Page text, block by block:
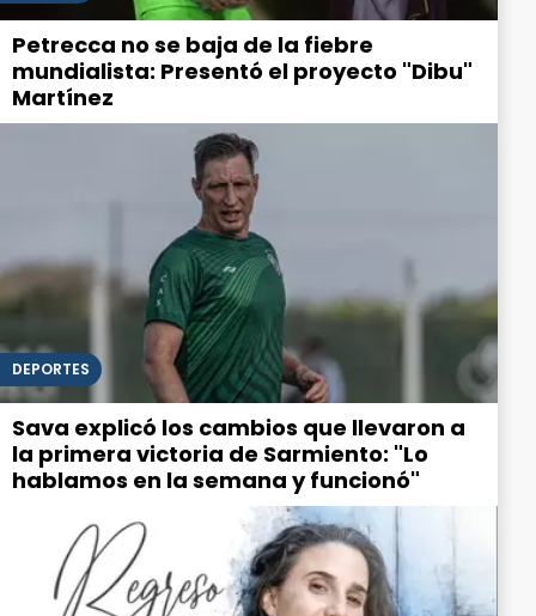
Petrecca no se baja de la fiebre
mundialista: Presentó el proyecto "Dibu"
Martínez
DEPORTES
Sava explicó los cambios que llevaron a
la primera victoria de Sarmiento: "Lo
hablamos en la semana y funcionó"